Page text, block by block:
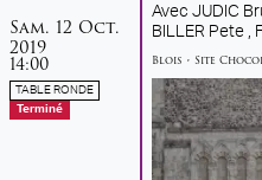
samedi
Sam. 12 octobre
Oct.
2019
14:00
TABLE RONDE
Terminé
Avec JUDIC
BILLER Pete ,
Blois • Site